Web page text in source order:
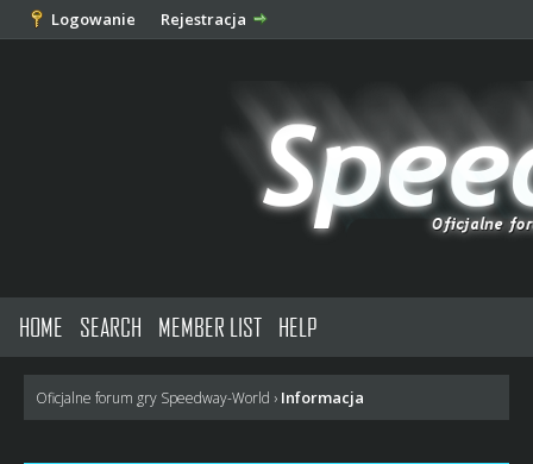
Logowanie Rejestracja
HOME SEARCH MEMBER LIST HELP
Oficjalne forum gry Speedway-World › Informacja